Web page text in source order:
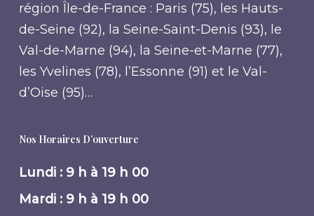
région Île-de-France : Paris (75), les Hauts-
de-Seine (92), la Seine-Saint-Denis (93), le
Val-de-Marne (94), la Seine-et-Marne (77),
les Yvelines (78), l’Essonne (91) et le Val-
d’Oise (95)…
Nos Horaires D’ouverture
Lundi : 9 h à 19 h 00
Mardi : 9 h à 19 h 00